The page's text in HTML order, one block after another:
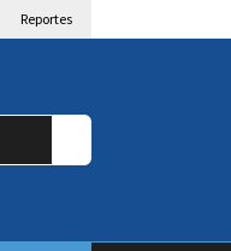
Reportes